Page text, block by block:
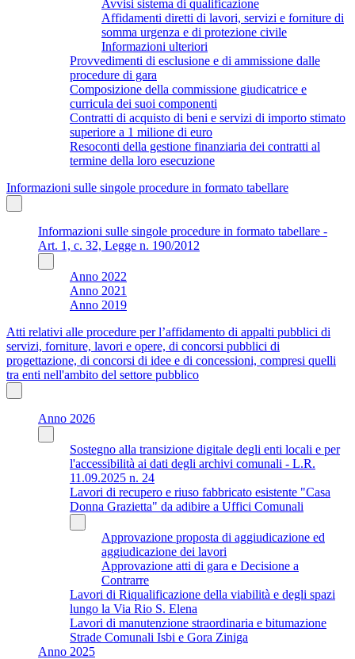
Avvisi sistema di qualificazione
Affidamenti diretti di lavori, servizi e forniture di
somma urgenza e di protezione civile
Informazioni ulteriori
Provvedimenti di esclusione e di ammissione dalle
procedure di gara
Composizione della commissione giudicatrice e
curricula dei suoi componenti
Contratti di acquisto di beni e servizi di importo stimato
superiore a 1 milione di euro
Resoconti della gestione finanziaria dei contratti al
termine della loro esecuzione
Informazioni sulle singole procedure in formato tabellare
Informazioni sulle singole procedure in formato tabellare -
Art. 1, c. 32, Legge n. 190/2012
Anno 2022
Anno 2021
Anno 2019
Atti relativi alle procedure per l’affidamento di appalti pubblici di
servizi, forniture, lavori e opere, di concorsi pubblici di
progettazione, di concorsi di idee e di concessioni, compresi quelli
tra enti nell'ambito del settore pubblico
Anno 2026
Sostegno alla transizione digitale degli enti locali e per
l'accessibilità ai dati degli archivi comunali - L.R.
11.09.2025 n. 24
Lavori di recupero e riuso fabbricato esistente "Casa
Donna Grazietta" da adibire a Uffici Comunali
Approvazione proposta di aggiudicazione ed
aggiudicazione dei lavori
Approvazione atti di gara e Decisione a
Contrarre
Lavori di Riqualificazione della viabilità e degli spazi
lungo la Via Rio S. Elena
Lavori di manutenzione straordinaria e bitumazione
Strade Comunali Isbi e Gora Ziniga
Anno 2025